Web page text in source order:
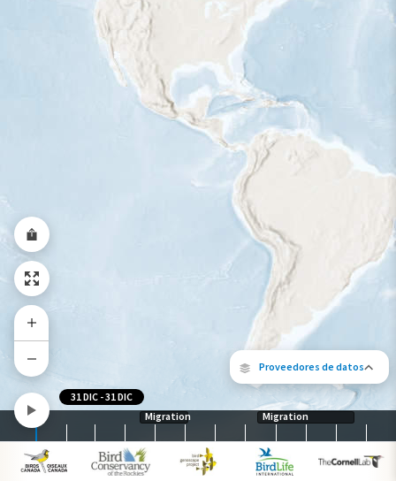
Proveedores de datos
Los siguientes socios contribuyeron
individualmente (baja
Brecha en los datos de
seguimiento
Viaje de un pájaro rastreado
Abundancia de esta especie
Bajo
Gama de especies por estación
Gama de verano
Rango de invierno
Rango a lo largo del año
Migration Migration
31 DIC -31 DIC